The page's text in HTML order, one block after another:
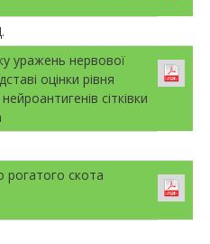
уражень нервової
оцінки рівня
сітківки
рогатого скота